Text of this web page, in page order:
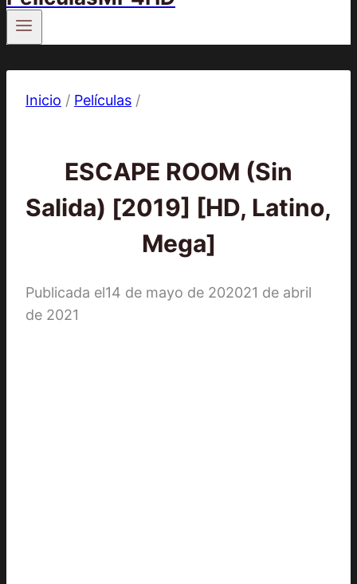
Inicio / Películas /
ESCAPE ROOM (Sin
Salida) [2019] [HD, Latino,
Mega]
Publicada el14 de mayo de 202021 de abril
de 2021